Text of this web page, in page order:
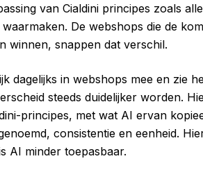
van Cialdini principes zoals
waarmaken. De webshops die de
winnen, snappen dat verschil.
dagelijks in webshops mee en zie
steeds duidelijker worden.
principes, met wat AI ervan
consistentie en eenheid.
AI minder toepasbaar.